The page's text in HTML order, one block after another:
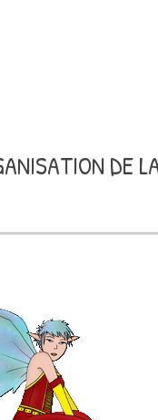
DE